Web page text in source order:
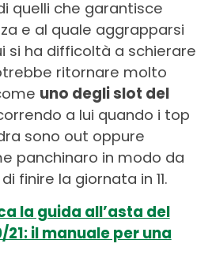
quelli che garantisce
e al quale aggrapparsi
si ha difficoltà a schierare
ritornare molto
uno degli slot del
a lui quando i top
sono out oppure
panchinaro in modo da
finire la giornata in 11.
la guida all’asta del
il manuale per una